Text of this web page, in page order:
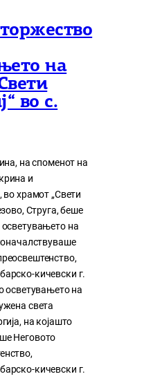
на
во с.
на споменот на
и
во храмот „Свети
Струга, беше
на
кичевски г.
осветувањето на
света
на којашто
Неговото
кичевски г.